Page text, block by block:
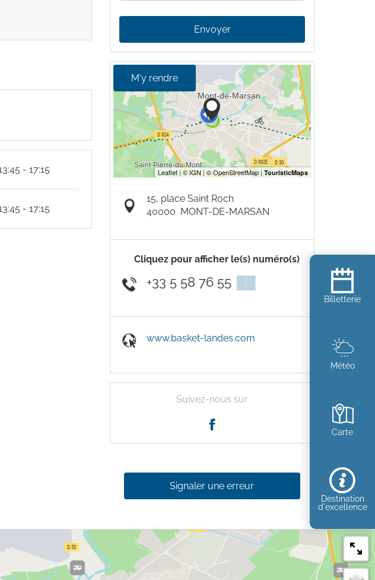
Billetterie
Météo
Carte
Destination
d'excellence
- 17:15
- 17:15
Envoyer
M'y rendre
15, place Saint Roch
40000 MONT-DE-MARSAN
Cliquez pour afficher le(s) numéro(s)
+33 5 58 76 55 ▒▒
www.basket-landes.com
Suivez-nous sur
Signaler une erreur